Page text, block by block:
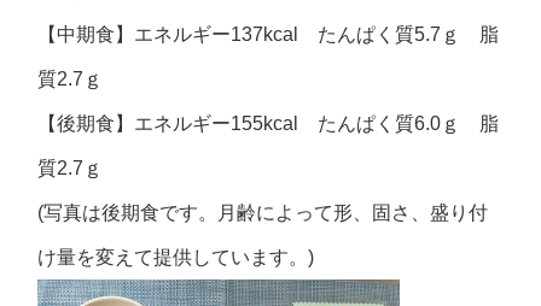
【中期食】エネルギー137kcal たんぱく質5.7ｇ 脂
質2.7ｇ
【後期食】エネルギー155kcal たんぱく質6.0ｇ 脂
質2.7ｇ
(写真は後期食です。月齢によって形、固さ、盛り付
け量を変えて提供しています。)